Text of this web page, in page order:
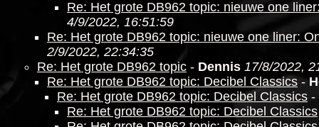
Re: Het grote DB962 topic: nieuwe one
4/9/2022, 16:51:59
Re: Het grote DB962 topic: nieuwe one liner:
2/9/2022, 22:34:35
Re: Het grote DB962 topic - Dennis 17/8/2022,
Re: Het grote DB962 topic: Decibel Classics -
Re: Het grote DB962 topic: Decibel Classics -
Re: Het grote DB962 topic: Decibel Classics